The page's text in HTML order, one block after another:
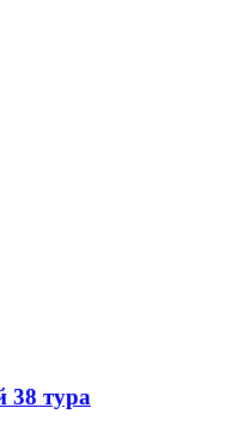
38 тура